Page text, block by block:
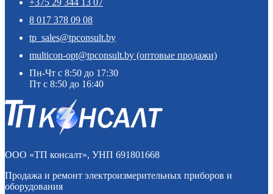
+375 29 344 13 07
8 017 378 09 08
tp_sales@tpconsult.by
multicon-opt@tpconsult.by (оптовые продажи)
Пн-Чт с 8:50 до 17:30
Пт с 8:50 до 16:40
ООО «ТП консалт», УНП 691801668
Продажа и ремонт электроизмерительных приборов и
оборудования